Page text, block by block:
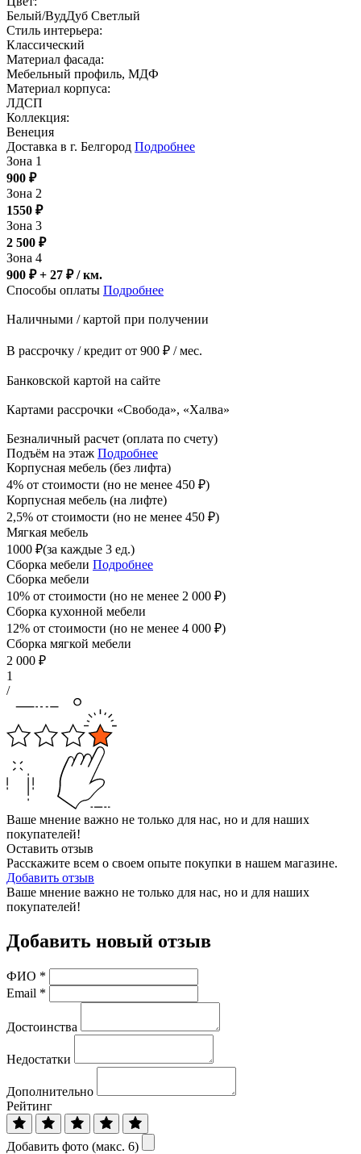
Белый/ВудДуб Светлый
Стиль интерьера:
Классический
Материал фасада:
Мебельный профиль, МДФ
Материал корпуса:
ЛДСП
Коллекция:
Венеция
Доставка в г. Белгород Подробнее
Зона 1
900 ₽
Зона 2
1550 ₽
Зона 3
2 500 ₽
Зона 4
900 ₽ + 27 ₽/ км.
Способы оплаты Подробнее
Наличными / картой при получении
В рассрочку / кредит от 900 ₽ / мес.
Банковской картой на сайте
Картами рассрочки «Свобода», «Халва»
Безналичный расчет (оплата по счету)
Подъём на этаж Подробнее
Корпусная мебель (без лифта)
4% от стоимости (но не менее 450 ₽)
Корпусная мебель (на лифте)
2,5% от стоимости (но не менее 450 ₽)
Мягкая мебель
1000 ₽(за каждые 3 ед.)
Сборка мебели Подробнее
Сборка мебели
10% от стоимости (но не менее 2 000 ₽)
Сборка кухонной мебели
12% от стоимости (но не менее 4 000 ₽)
Сборка мягкой мебели
2 000 ₽
1
/
Ваше мнение важно не только для нас, но и для наших
покупателей!
Оставить отзыв
Расскажите всем о своем опыте покупки в нашем магазине.
Добавить отзыв
Ваше мнение важно не только для нас, но и для наших
покупателей!
Добавить новый отзыв
ФИО *
Email *
Достоинства
Недостатки
Дополнительно
Рейтинг
Добавить фото (макс. 6)